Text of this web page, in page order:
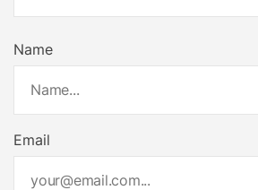
Name
Email